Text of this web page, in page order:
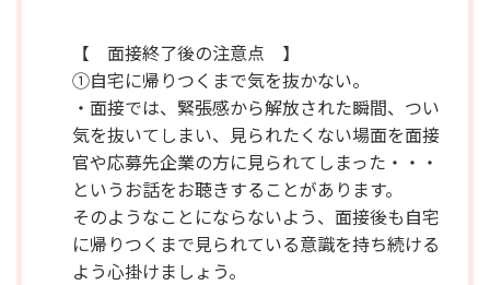
【 面接終了後の注意点 】
①自宅に帰りつくまで気を抜かない。
・面接では、緊張感から解放された瞬間、つい
気を抜いてしまい、見られたくない場面を面接
官や応募先企業の方に見られてしまった・・・
というお話をお聴きすることがあります。
そのようなことにならないよう、面接後も自宅
に帰りつくまで見られている意識を持ち続ける
よう心掛けましょう。